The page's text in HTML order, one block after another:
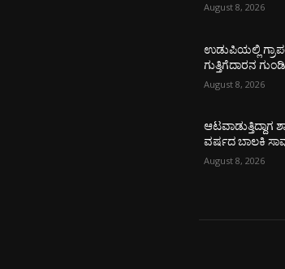
August 8, 2026
ಉಡುಪಿಯಲ್ಲಿ
ಗುತ್ತಿಗೆದಾರನ
August 8, 2026
ಆಟವಾಡುತ್ತಿದ್ದಾಗ
ವರ್ಷದ ಬಾಲಕಿ
August 8, 2026